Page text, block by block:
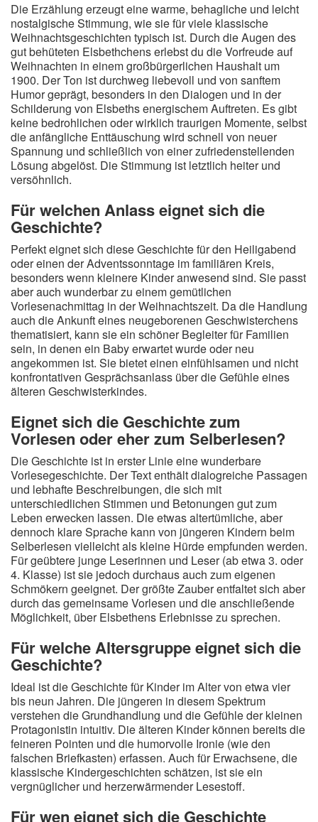
Die Erzählung erzeugt eine warme, behagliche und leicht
nostalgische Stimmung, wie sie für viele klassische
Weihnachtsgeschichten typisch ist. Durch die Augen des
gut behüteten Elsbethchens erlebst du die Vorfreude auf
Weihnachten in einem großbürgerlichen Haushalt um
1900. Der Ton ist durchweg liebevoll und von sanftem
Humor geprägt, besonders in den Dialogen und in der
Schilderung von Elsbeths energischem Auftreten. Es gibt
keine bedrohlichen oder wirklich traurigen Momente, selbst
die anfängliche Enttäuschung wird schnell von neuer
Spannung und schließlich von einer zufriedenstellenden
Lösung abgelöst. Die Stimmung ist letztlich heiter und
versöhnlich.
Für welchen Anlass eignet sich die
Geschichte?
Perfekt eignet sich diese Geschichte für den Heiligabend
oder einen der Adventssonntage im familiären Kreis,
besonders wenn kleinere Kinder anwesend sind. Sie passt
aber auch wunderbar zu einem gemütlichen
Vorlesenachmittag in der Weihnachtszeit. Da die Handlung
auch die Ankunft eines neugeborenen Geschwisterchens
thematisiert, kann sie ein schöner Begleiter für Familien
sein, in denen ein Baby erwartet wurde oder neu
angekommen ist. Sie bietet einen einfühlsamen und nicht
konfrontativen Gesprächsanlass über die Gefühle eines
älteren Geschwisterkindes.
Eignet sich die Geschichte zum
Vorlesen oder eher zum Selberlesen?
Die Geschichte ist in erster Linie eine wunderbare
Vorlesegeschichte. Der Text enthält dialogreiche Passagen
und lebhafte Beschreibungen, die sich mit
unterschiedlichen Stimmen und Betonungen gut zum
Leben erwecken lassen. Die etwas altertümliche, aber
dennoch klare Sprache kann von jüngeren Kindern beim
Selberlesen vielleicht als kleine Hürde empfunden werden.
Für geübtere junge Leserinnen und Leser (ab etwa 3. oder
4. Klasse) ist sie jedoch durchaus auch zum eigenen
Schmökern geeignet. Der größte Zauber entfaltet sich aber
durch das gemeinsame Vorlesen und die anschließende
Möglichkeit, über Elsbethens Erlebnisse zu sprechen.
Für welche Altersgruppe eignet sich die
Geschichte?
Ideal ist die Geschichte für Kinder im Alter von etwa vier
bis neun Jahren. Die jüngeren in diesem Spektrum
verstehen die Grundhandlung und die Gefühle der kleinen
Protagonistin intuitiv. Die älteren Kinder können bereits die
feineren Pointen und die humorvolle Ironie (wie den
falschen Briefkasten) erfassen. Auch für Erwachsene, die
klassische Kindergeschichten schätzen, ist sie ein
vergnüglicher und herzerwärmender Lesestoff.
Für wen eignet sich die Geschichte